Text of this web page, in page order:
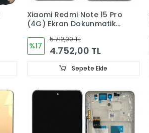
Xiaomi Redmi Note 15 Pro
(4G) Ekran Dokunmatik
%17
5.712,00 TL
4.752,00 TL
Sepete Ekle